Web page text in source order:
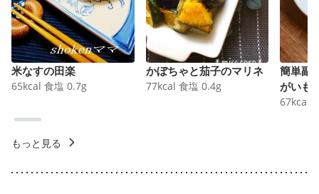
米なすの田楽
65kcal 食塩 0.7g
かぼちゃと茄子のマリネ
77kcal 食塩 0.4g
簡単副
がいも
67kcal
もっと見る